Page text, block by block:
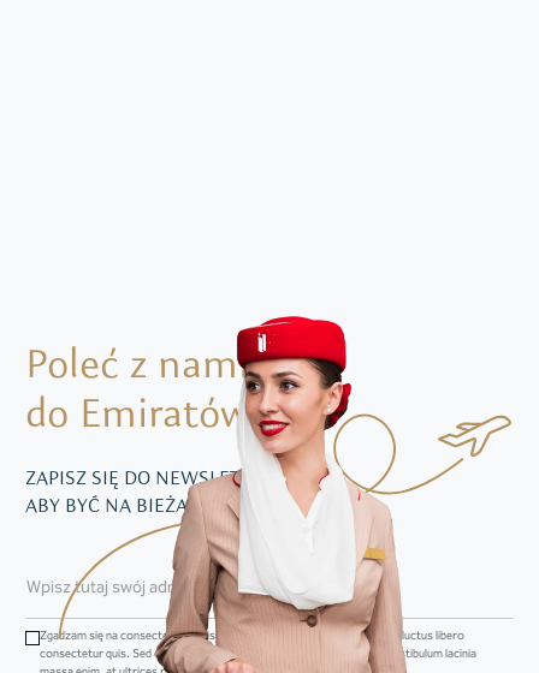
Poleć z nami
do Emiratów
ZAPISZ SIĘ DO NEWSLETTERA,
ABY BYĆ NA BIEŻĄCO Z NASZĄ OFERTĄ
Zgadzam się na consectetur adipiscing elit. Sed convallis dapibus mi, ac luctus libero
consectetur quis. Sed et mi dictum, vestibulum augue ut, feugiat dui. Vestibulum lacinia